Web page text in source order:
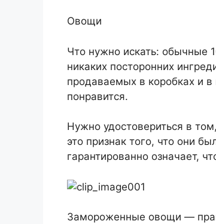
Овощи
Что нужно искать: обычные
никаких посторонних
продаваемых в коробках и в
понравится.
Нужно удостовериться в
это признак того, что они
гарантированно означает,
Замороженные овощи —